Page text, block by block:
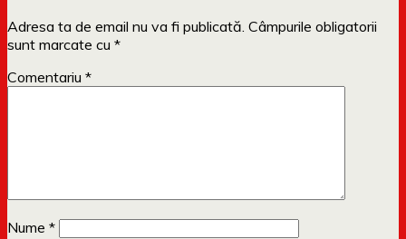
Adresa ta de email nu va fi publicată. Câmpurile obligatorii
sunt marcate cu *
Comentariu *
Nume *